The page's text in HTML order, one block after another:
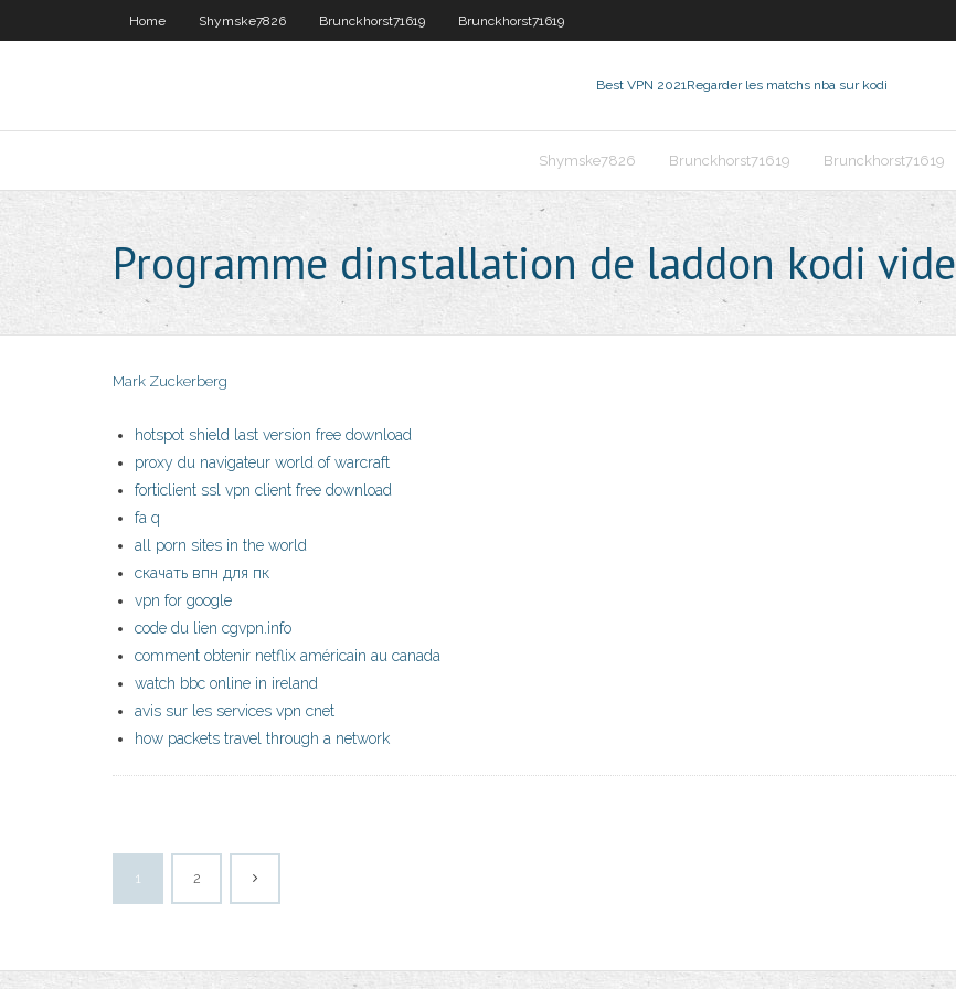
Home Shymske7826 Brunckhorst71619 Brunckhorst71619
Best VPN 2021Regarder les matchs nba sur kodi
Shymske7826 Brunckhorst71619 Brunckhorst71619
Programme dinstallation de laddon kodi vide
Mark Zuckerberg
hotspot shield last version free download
proxy du navigateur world of warcraft
forticlient ssl vpn client free download
fa q
all porn sites in the world
скачать впн для пк
vpn for google
code du lien cgvpn.info
comment obtenir netflix américain au canada
watch bbc online in ireland
avis sur les services vpn cnet
how packets travel through a network
1 2